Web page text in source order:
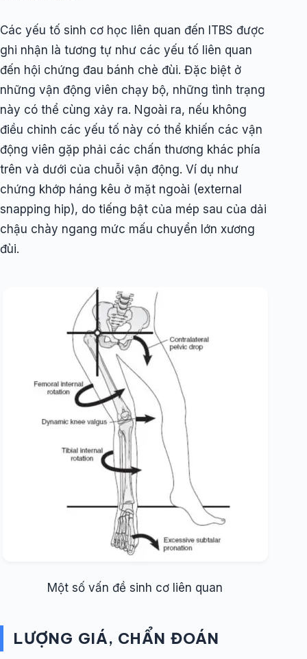
Các yếu tố sinh cơ học liên quan đến ITBS được
ghi nhận là tương tự như các yếu tố liên quan
đến hội chứng đau bánh chè đùi. Đặc biệt ở
những vận động viên chạy bộ, những tình trạng
này có thể cùng xảy ra. Ngoài ra, nếu không
điều chỉnh các yếu tố này có thể khiến các vận
động viên gặp phải các chấn thương khác phía
trên và dưới của chuỗi vận động. Ví dụ như
chứng khớp háng kêu ở mặt ngoài (external
snapping hip), do tiếng bật của mép sau của dải
chậu chày ngang mức mấu chuyển lớn xương
đùi.
Một số vấn đề sinh cơ liên quan
LƯỢNG GIÁ, CHẨN ĐOÁN